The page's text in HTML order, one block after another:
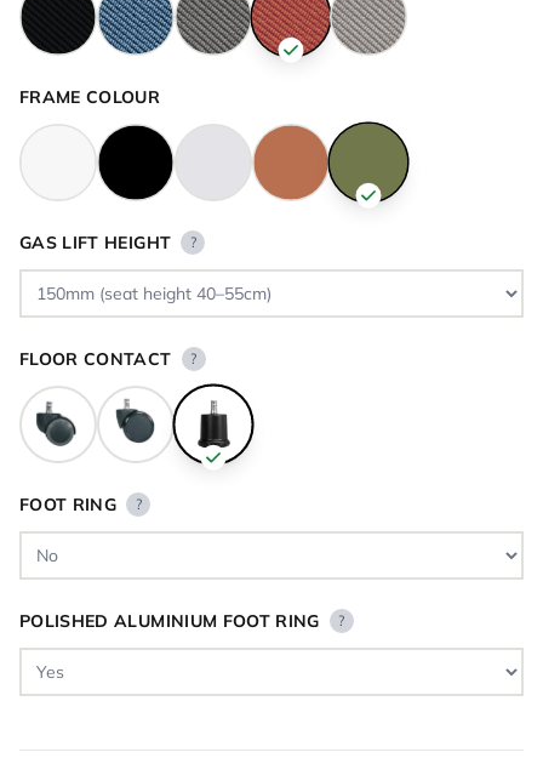
FRAME COLOUR
GAS LIFT HEIGHT ?
FLOOR CONTACT ?
FOOT RING ?
POLISHED ALUMINIUM FOOT RING ?